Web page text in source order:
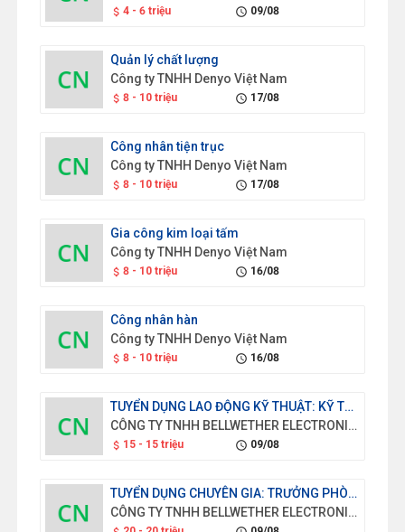
attach_money 4 - 6 triệu schedule 09/08
Quản lý chất lượng
Công ty TNHH Denyo Việt Nam
attach_money 8 - 10 triệu schedule 17/08
Công nhân tiện trục
Công ty TNHH Denyo Việt Nam
attach_money 8 - 10 triệu schedule 17/08
Gia công kim loại tấm
Công ty TNHH Denyo Việt Nam
attach_money 8 - 10 triệu schedule 16/08
Công nhân hàn
Công ty TNHH Denyo Việt Nam
attach_money 8 - 10 triệu schedule 16/08
TUYỂN DỤNG LAO ĐỘNG KỸ THUẬT: KỸ THUẬT VIÊN KIỂM TRA CHẤT LƯỢNG SẢN PHẨM
CÔNG TY TNHH BELLWETHER ELECTRONICS (VIỆT NAM)
attach_money 15 - 15 triệu schedule 09/08
TUYỂN DỤNG CHUYÊN GIA: TRƯỞNG PHÒNG TÀI VỤ
CÔNG TY TNHH BELLWETHER ELECTRONICS (VIỆT NAM)